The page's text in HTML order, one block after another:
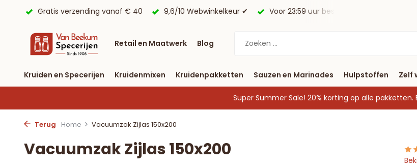
9,6/10 Webwinkelkeur ✔ Voor 23:59 uur besteld, morgen in huis*. Gratis verzending vanaf € 40
Retail en Maatwerk Blog
Kruiden en Specerijen Kruidenmixen Kruidenpakketten Sauzen en Marinades Hulpstoffen Zelf
Super Summer Sale! 20% korting op alle pakketten.
Terug Home Vacuumzak Zijlas 150x200
Vacuumzak Zijlas 150x200